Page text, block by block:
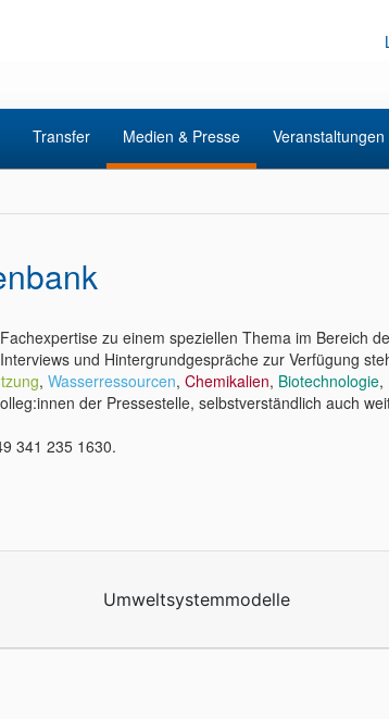
Transfer Medien & Presse Veranstaltungen
zu einem speziellen Thema im Bereich
und Hintergrundgespräche zur Verfügung
, Wasserressourcen, Chemikalien, Biotechnologie,
der Pressestelle, selbstverständlich auch
341 235 1630.